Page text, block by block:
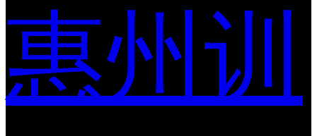
惠州训